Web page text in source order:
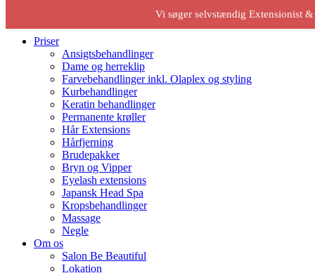
Priser
Ansigtsbehandlinger
Dame og herreklip
Farvebehandlinger inkl. Olaplex og styling
Kurbehandlinger
Keratin behandlinger
Permanente krøller
Hår Extensions
Hårfjerning
Brudepakker
Bryn og Vipper
Eyelash extensions
Japansk Head Spa
Kropsbehandlinger
Massage
Negle
Om os
Salon Be Beautiful
Lokation
Vi søger selvstændig Extensionist